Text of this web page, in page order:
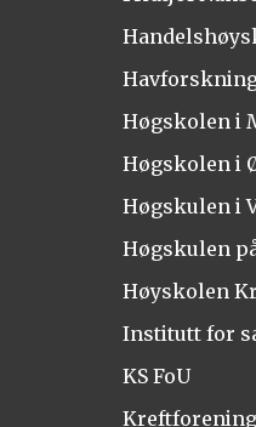
Høgskolen i
Høgskolen i
Høgskulen i
Høgskulen
Høyskolen
Institutt for
KS FoU